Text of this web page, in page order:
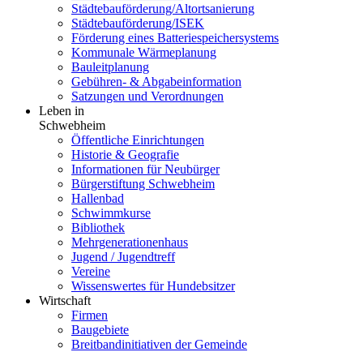
Städtebauförderung/Altortsanierung
Städtebauförderung/ISEK
Förderung eines Batteriespeichersystems
Kommunale Wärmeplanung
Bauleitplanung
Gebühren- & Abgabeinformation
Satzungen und Verordnungen
Leben in
Schwebheim
Öffentliche Einrichtungen
Historie & Geografie
Informationen für Neubürger
Bürgerstiftung Schwebheim
Hallenbad
Schwimmkurse
Bibliothek
Mehrgenerationenhaus
Jugend / Jugendtreff
Vereine
Wissenswertes für Hundebsitzer
Wirtschaft
Firmen
Baugebiete
Breitbandinitiativen der Gemeinde